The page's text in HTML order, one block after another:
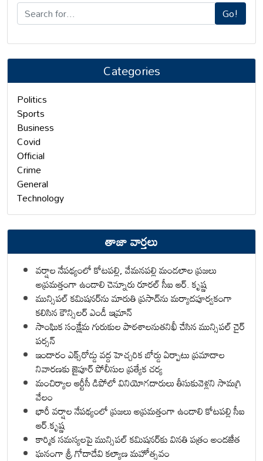
Go!
Categories
Politics
Sports
Business
Covid
Official
Crime
General
Technology
తాజా వార్తలు
వర్షాల నేపథ్యంలో కోటపల్లి, వేమనపల్లి మండలాల ప్రజలు
అప్రమత్తంగా ఉండాలి చెన్నూరు రూరల్ సీఐ ఆర్. కృష్ణ
మున్సిపల్ కమిషనర్‌ను మారుతి ప్రసాద్‌ను మర్యాదపూర్వకంగా
కలిసిన కౌన్సిలర్ ఎండీ ఇమ్రాన్ ​
సాంఘిక సంక్షేమ గురుకుల పాఠశాలనుతనిఖీ చేసిన మున్సిపల్ చైర్
పర్సన్
ఇందారం ఎక్స్‌రోడ్డు వద్ద హెచ్చరిక బోర్డు ఏర్పాటు ప్రమాదాల
నివారణకు జైపూర్ పోలీసుల ప్రత్యేక చర్య
మంచిర్యాల ఆర్టీసీ డిపోలో వినియోగదారులు తీసుకువెళ్లని సామగ్రి
వేలం
భారీ వర్షాల నేపథ్యంలో ప్రజలు అప్రమత్తంగా ఉండాలి కోటపల్లి సీఐ
ఆర్.కృష్ణ
కార్మిక సమస్యలపై మున్సిపల్ కమిషనర్‌కు వినతి పత్రం అందజేత
ఘనంగా శ్రీ గోదాదేవి కల్యాణ మహోత్సవం